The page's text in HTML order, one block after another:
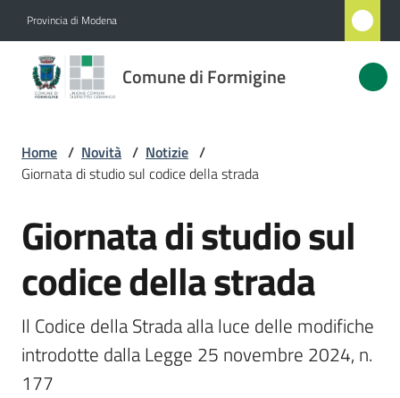
Provincia di Modena
Comune di Formigine
Comune
di
Novità
Servizi
Vivere
Formigine
Home / Novità / Notizie /
Giornata di studio sul codice della strada
Salta al contenuto
Giornata di studio sul
codice della strada
Il Codice della Strada alla luce delle modifiche
introdotte dalla Legge 25 novembre 2024, n.
177